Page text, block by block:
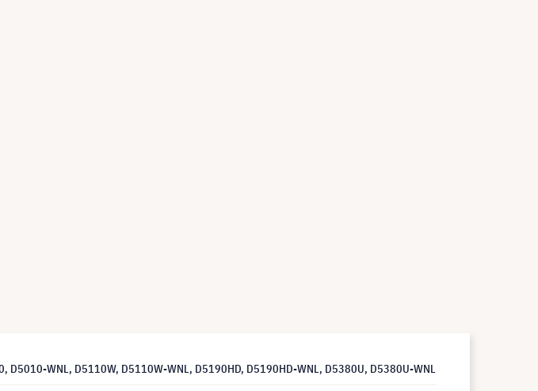
D5010-WNL, D5110W, D5110W-WNL, D5190HD, D5190HD-WNL, D5380U, D5380U-WNL